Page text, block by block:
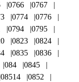
0766
0767
0774
0776
0794
0795
0823
0824
0835
0836
084
0845
08514
0852